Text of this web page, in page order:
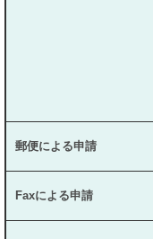
郵便による申請
Faxによる申請